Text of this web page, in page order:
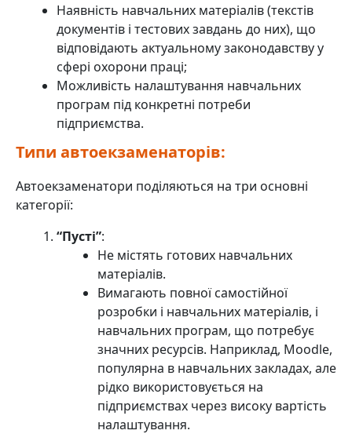
Наявність навчальних матеріалів (текстів
документів і тестових завдань до них), що
відповідають актуальному законодавству у
сфері охорони праці;
Можливість налаштування навчальних
програм під конкретні потреби
підприємства.
Типи автоекзаменаторів:
Автоекзаменатори поділяються на три основні
категорії:
“Пусті”:
Не містять готових навчальних
матеріалів.
Вимагають повної самостійної
розробки і навчальних матеріалів, і
навчальних програм, що потребує
значних ресурсів. Наприклад, Moodle,
популярна в навчальних закладах, але
рідко використовується на
підприємствах через високу вартість
налаштування.